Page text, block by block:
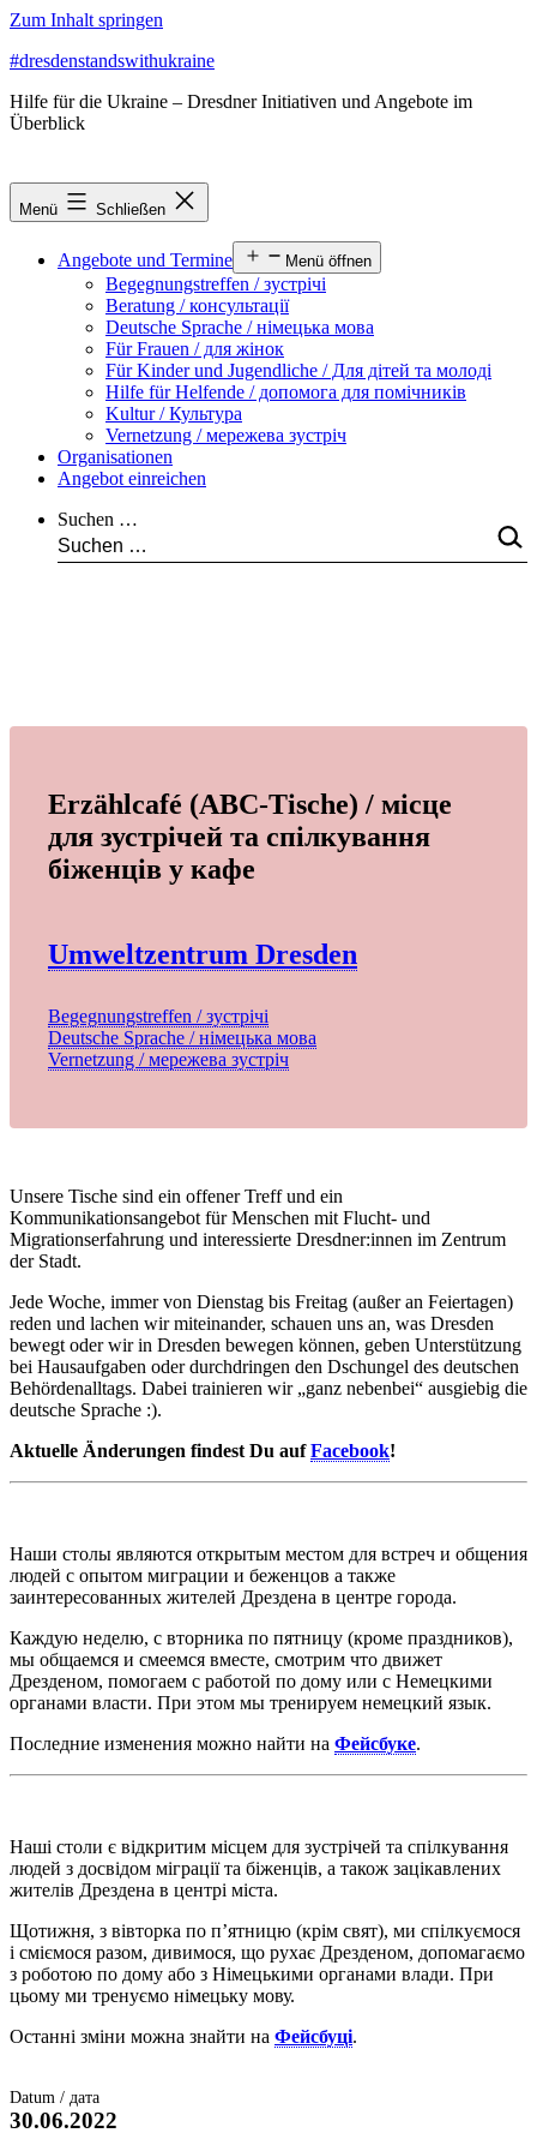
Zum Inhalt springen
#dresdenstandswithukraine
Hilfe für die Ukraine – Dresdner Initiativen und Angebote im
Überblick
Menü Schließen
Angebote und Termine Menü öffnen
Begegnungstreffen / зустрічі
Beratung / консультації
Deutsche Sprache / німецька мова
Für Frauen / для жінок
Für Kinder und Jugendliche / Для дітей та молоді
Hilfe für Helfende / допомога для помічників
Kultur / Культура
Vernetzung / мережева зустріч
Organisationen
Angebot einreichen
Suchen …
Erzählcafé (ABC-Tische) / місце
для зустрічей та спілкування
біженців у кафе
Umweltzentrum Dresden
Begegnungstreffen / зустрічі
Deutsche Sprache / німецька мова
Vernetzung / мережева зустріч
Datum / дата
30.06.2022
Unsere Tische sind ein offener Treff und ein
Kommunikationsangebot für Menschen mit Flucht- und
Migrationserfahrung und interessierte Dresdner:innen im Zentrum
der Stadt.
Jede Woche, immer von Dienstag bis Freitag (außer an Feiertagen)
reden und lachen wir miteinander, schauen uns an, was Dresden
bewegt oder wir in Dresden bewegen können, geben Unterstützung
bei Hausaufgaben oder durchdringen den Dschungel des deutschen
Behördenalltags. Dabei trainieren wir „ganz nebenbei“ ausgiebig die
deutsche Sprache :).
Aktuelle Änderungen findest Du aufFacebook!
Наши столы являются открытым местом для встреч и общения
людей с опытом миграции и беженцов а также
заинтересованных жителей Дрездена в центре города.
Каждую неделю, с вторника по пятницу (кроме праздников),
мы общаемся и смеемся вместе, смотрим что движет
Дрезденом, помогаем с работой по дому или с Немецкими
органами власти. При этом мы тренируем немецкий язык.
Последние изменения можно найти на Фейсбуке.
Наші столи є відкритим місцем для зустрічей та спілкування
людей з досвідом міграції та біженців, а також зацікавлених
жителів Дрездена в центрі міста.
Щотижня, з вівторка по п’ятницю (крім свят), ми спілкуємося
і сміємося разом, дивимося, що рухає Дрезденом, допомагаємо
з роботою по дому або з Німецькими органами влади. При
цьому ми тренуємо німецьку мову.
Останні зміни можна знайти на Фейсбуці.